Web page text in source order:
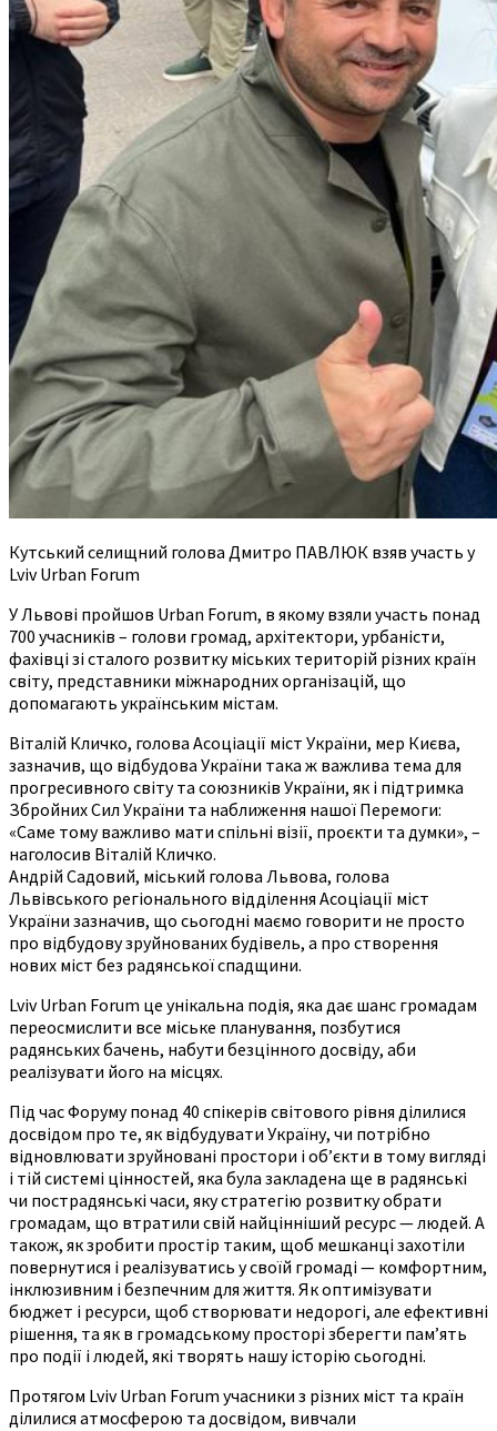
Кутський селищний голова Дмитро ПАВЛЮК взяв участь у
Lviv Urban Forum
У Львові пройшов Urban Forum, в якому взяли участь понад
700 учасників – голови громад, архітектори, урбаністи,
фахівці зі сталого розвитку міських територій різних країн
світу, представники міжнародних організацій, що
допомагають українським містам.
Віталій Кличко, голова Асоціації міст України, мер Києва,
зазначив, що відбудова України така ж важлива тема для
прогресивного світу та союзників України, як і підтримка
Збройних Сил України та наближення нашої Перемоги:
«Саме тому важливо мати спільні візії, проєкти та думки», –
наголосив Віталій Кличко.
Андрій Садовий, міський голова Львова, голова
Львівського регіонального відділення Асоціації міст
України зазначив, що сьогодні маємо говорити не просто
про відбудову зруйнованих будівель, а про створення
нових міст без радянської спадщини.
Lviv Urban Forum це унікальна подія, яка дає шанс громадам
переосмислити все міське планування, позбутися
радянських бачень, набути безцінного досвіду, аби
реалізувати його на місцях.
Під час Форуму понад 40 спікерів світового рівня ділилися
досвідом про те, як відбудувати Україну, чи потрібно
відновлювати зруйновані простори і об’єкти в тому вигляді
і тій системі цінностей, яка була закладена ще в радянські
чи пострадянські часи, яку стратегію розвитку обрати
громадам, що втратили свій найцінніший ресурс — людей. А
також, як зробити простір таким, щоб мешканці захотіли
повернутися і реалізуватись у своїй громаді — комфортним,
інклюзивним і безпечним для життя. Як оптимізувати
бюджет і ресурси, щоб створювати недорогі, але ефективні
рішення, та як в громадському просторі зберегти пам’ять
про події і людей, які творять нашу історію сьогодні.
Протягом Lviv Urban Forum учасники з різних міст та країн
ділилися атмосферою та досвідом, вивчали